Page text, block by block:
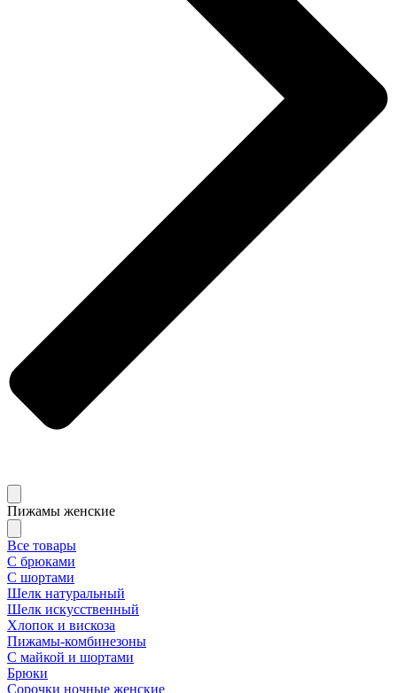
Пижамы женские
Все товары
С брюками
С шортами
Шелк натуральный
Шелк искусственный
Хлопок и вискоза
Пижамы-комбинезоны
С майкой и шортами
Брюки
Сорочки ночные женские